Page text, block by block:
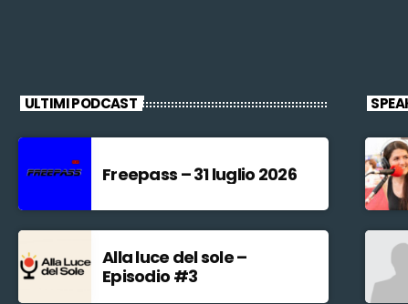
ULTIMI PODCAST
Freepass – 31 luglio 2026
Alla luce del sole –
Episodio #3